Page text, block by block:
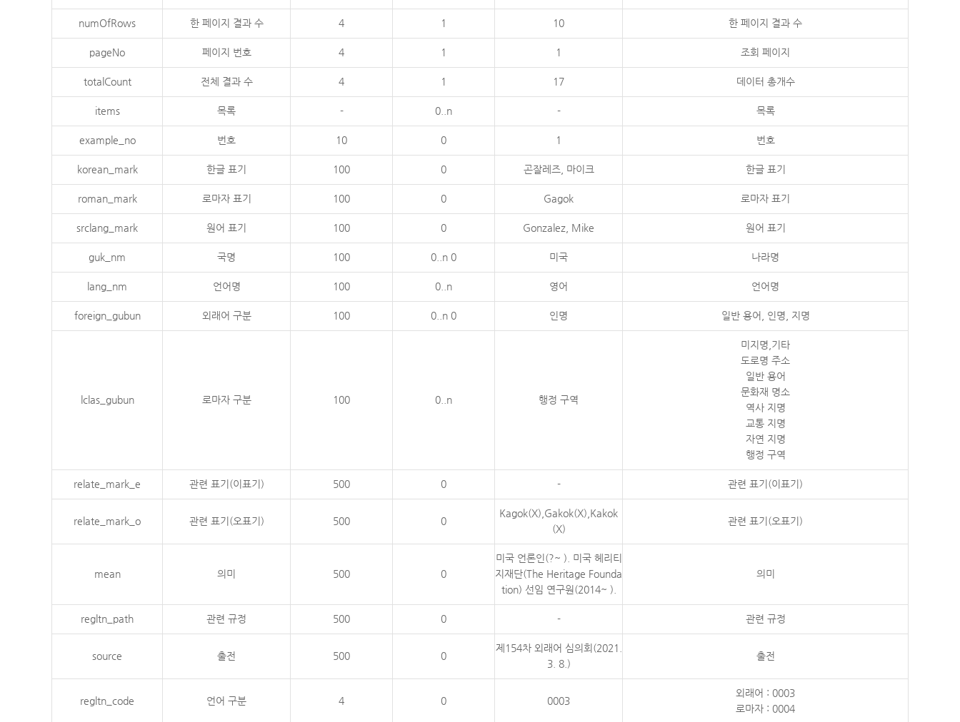
numOfRows 한 페이지 결과 수 4 1 10 한 페이지 결과 수
pageNo 페이지 번호 4 1 1 조회 페이지
totalCount 전체 결과 수 4 1 17 데이터 총개수
items 목록 - 0..n - 목록
example_no 번호 10 0 1 번호
korean_mark 한글 표기 100 0 곤잘레즈, 마이크 한글 표기
roman_mark 로마자 표기 100 0 Gagok 로마자 표기
srclang_mark 원어 표기 100 0 Gonzalez, Mike 원어 표기
guk_nm 국명 100 0..n 0 미국 나라명
lang_nm 언어명 100 0..n 영어 언어명
foreign_gubun 외래어 구분 100 0..n 0 인명 일반 용어, 인명, 지명
lclas_gubun 로마자 구분 100 0..n 행정 구역
미지명,기타
도로명 주소
일반 용어
문화재 명소
역사 지명
교통 지명
자연 지명
행정 구역
relate_mark_e 관련 표기(이표기) 500 0 - 관련 표기(이표기)
relate_mark_o 관련 표기(오표기) 500 0
Kagok(X),Gakok(X),Kakok
(X)
관련 표기(오표기)
mean 의미 500 0
미국 언론인(?~ ). 미국 헤리티
지재단(The Heritage Founda
tion) 선임 연구원(2014~ ).
의미
regltn_path 관련 규정 500 0 - 관련 규정
source 출전 500 0
제154차 외래어 심의회(2021.
3. 8.)
출전
regltn_code 언어 구분 4 0 0003
외래어 : 0003
로마자 : 0004